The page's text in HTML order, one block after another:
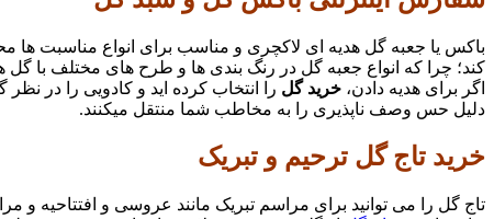
باکس یا جعبه گل هدیه ای لاکچری و مناسب برای انواع مناسبت
کند؛ چرا که انواع جعبه گل در رنگ بندی ها و طرح های مختلف با گل
اگر برای هدیه دادن، خرید گل را انتخاب کرده اید و کادویی را در نظر
دلیل حس وصف ناپذیری را به مخاطب شما منتقل میکنند.
خرید تاج گل ترحیم و تبریک
تاج گل را می توانید برای مراسم تبریک مانند عروسی و افتتاحیه و